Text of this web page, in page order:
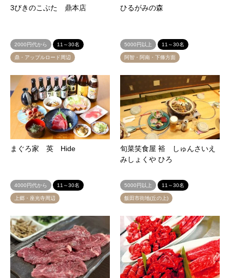
3びきのこぶた 鼎本店
2000円代から 11～30名
鼎・アップルロード周辺
ひるがみの森
5000円以上 11～30名
阿智・阿南・下條方面
まぐろ家 英 Hide
4000円代から 11～30名
上郷・座光寺周辺
旬菜笑食屋 裕 しゅんさいえ
みしょくや ひろ
5000円以上 11～30名
飯田市街地(丘の上)